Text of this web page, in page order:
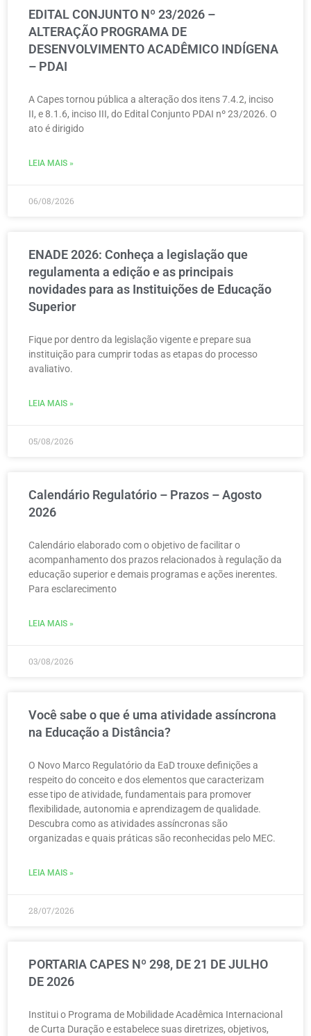
EDITAL CONJUNTO Nº 23/2026 –
ALTERAÇÃO PROGRAMA DE
DESENVOLVIMENTO ACADÊMICO INDÍGENA
– PDAI
A Capes tornou pública a alteração dos itens 7.4.2, inciso
II, e 8.1.6, inciso III, do Edital Conjunto PDAI nº 23/2026. O
ato é dirigido
LEIA MAIS »
06/08/2026
ENADE 2026: Conheça a legislação que
regulamenta a edição e as principais
novidades para as Instituições de Educação
Superior
Fique por dentro da legislação vigente e prepare sua
instituição para cumprir todas as etapas do processo
avaliativo.
LEIA MAIS »
05/08/2026
Calendário Regulatório – Prazos – Agosto
2026
Calendário elaborado com o objetivo de facilitar o
acompanhamento dos prazos relacionados à regulação da
educação superior e demais programas e ações inerentes.
Para esclarecimento
LEIA MAIS »
03/08/2026
Você sabe o que é uma atividade assíncrona
na Educação a Distância?
O Novo Marco Regulatório da EaD trouxe definições a
respeito do conceito e dos elementos que caracterizam
esse tipo de atividade, fundamentais para promover
flexibilidade, autonomia e aprendizagem de qualidade.
Descubra como as atividades assíncronas são
organizadas e quais práticas são reconhecidas pelo MEC.
LEIA MAIS »
28/07/2026
PORTARIA CAPES Nº 298, DE 21 DE JULHO
DE 2026
Institui o Programa de Mobilidade Acadêmica Internacional
de Curta Duração e estabelece suas diretrizes, objetivos,